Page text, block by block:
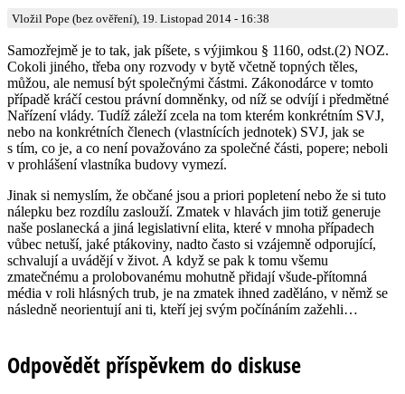
Vložil Pope (bez ověření), 19. Listopad 2014 - 16:38
Samozřejmě je to tak, jak píšete, s výjimkou § 1160, odst.(2) NOZ.
Cokoli jiného, třeba ony rozvody v bytě včetně topných těles,
můžou, ale nemusí být společnými částmi. Zákonodárce v tomto
případě kráčí cestou právní domněnky, od níž se odvíjí i předmětné
Nařízení vlády. Tudíž záleží zcela na tom kterém konkrétním SVJ,
nebo na konkrétních členech (vlastnících jednotek) SVJ, jak se
s tím, co je, a co není považováno za společné části, popere; neboli
v prohlášení vlastníka budovy vymezí.
Jinak si nemyslím, že občané jsou a priori popletení nebo že si tuto
nálepku bez rozdílu zaslouží. Zmatek v hlavách jim totiž generuje
naše poslanecká a jiná legislativní elita, které v mnoha případech
vůbec netuší, jaké ptákoviny, nadto často si vzájemně odporující,
schvalují a uvádějí v život. A když se pak k tomu všemu
zmatečnému a prolobovanému mohutně přidají všude-přítomná
média v roli hlásných trub, je na zmatek ihned zaděláno, v němž se
následně neorientují ani ti, kteří jej svým počínáním zažehli…
Odpovědět příspěvkem do diskuse